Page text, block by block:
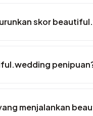
skor
menjalankan